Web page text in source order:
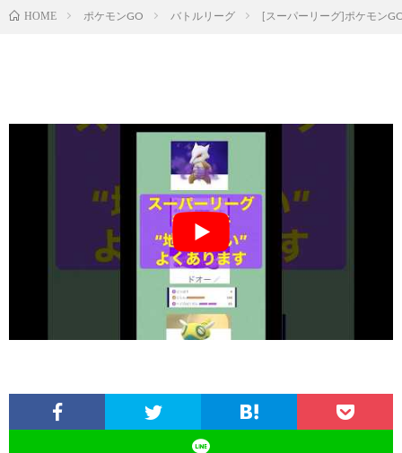
HOME ポケモンGO バトルリーグ [スーパーリーグ]ポケモン